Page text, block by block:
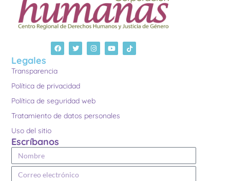
Legales
Transparencia
Política de privacidad
Política de seguridad web
Tratamiento de datos personales
Uso del sitio
Escríbanos